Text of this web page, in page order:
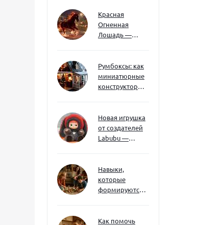
Красная
Огненная
Лошадь —
ждать и как
подготовиться
Румбоксы: как
миниатюрные
конструкторы
мышление и
внимание к
деталям
Новая игрушка
от создателей
Labubu —
Навыки,
которые
формируются
ребёнка
Как помочь